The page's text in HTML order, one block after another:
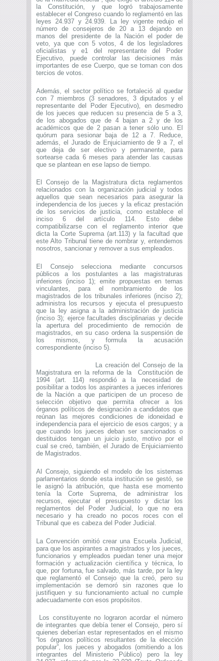
la Constitución, y que logró trabajosamente
establecer el Congreso cuando lo reglamentó en las
leyes 24.937 y 24.939. La ley vigente redujo el
número de consejeros de 20 a 13 dejando en
manos del presidente de la Nación el poder de
veto, ya que con 5 votos, 4 de los legisladores
oficialistas y e1 del representante del Poder
Ejecutivo, puede controlar las decisiones más
importantes de ese Cuerpo, que se toman con dos
tercios de votos.
Además, el sector político se fortaleció al quedar
con 7 miembros (3 senadores, 3 diputados y el
representante del Poder Ejecutivo), en desmedro
de los jueces que reducen su presencia de 5 a 3,
de los abogados que de 4 bajan a 2 y de los
académicos que de 2 pasan a tener sólo uno. El
quórum para sesionar baja de 12 a 7. Reduce,
además, el Jurado de Enjuiciamiento de 9 a 7, el
que deja de ser electivo y permanente, para
sortearse cada 6 meses para atender las causas
que se plantean en ese lapso de tiempo.
El Consejo de la Magistratura dicta reglamentos
relacionados con la organización judicial y todos
aquellos que sean necesarios para asegurar la
independencia de los jueces y la eficaz prestación
de los servicios de justicia, como establece el
inciso 6 del artículo 114. Esto debe
compatibilizarse con el reglamento interior que
dicta la Corte Suprema (art.113) y la facultad que
este Alto Tribunal tiene de nombrar y, entendemos
nosotros, sancionar y remover a sus empleados.
El Consejo selecciona mediante concursos
públicos a los postulantes a las magistraturas
inferiores (inciso 1); emite propuestas en ternas
vinculantes, para el nombramiento de los
magistrados de los tribunales inferiores (inciso 2);
administra los recursos y ejecuta el presupuesto
que la ley asigna a la administración de justicia
(inciso 3); ejerce facultades disciplinarias y decide
la apertura del procedimiento de remoción de
magistrados, en su caso ordena la suspensión de
los mismos, y formula la acusación
correspondiente (inciso 5).
La creación del Consejo de la
Magistratura en la reforma de la Constitución de
1994 (art. 114) respondió a la necesidad de
posibilitar a todos los aspirantes a jueces inferiores
de la Nación a que participen de un proceso de
selección objetivo que permita ofrecer a los
órganos políticos de designación a candidatos que
reúnan las mejores condiciones de idoneidad e
independencia para el ejercicio de esos cargos; y a
que cuando los jueces deban ser sancionados o
destituidos tengan un juicio justo, motivo por el
cual se creó, también, el Jurado de Enjuiciamiento
de Magistrados.
Al Consejo, siguiendo el modelo de los sistemas
parlamentarios donde esta institución se gestó, se
le asignó la atribución, que hasta ese momento
tenía la Corte Suprema, de administrar los
recursos, ejecutar el presupuesto y dictar los
reglamentos del Poder Judicial, lo que no era
necesario y ha creado no pocos roces con el
Tribunal que es cabeza del Poder Judicial.
La Convención omitió crear una Escuela Judicial,
para que los aspirantes a magistrados y los jueces,
funcionarios y empleados puedan tener una mejor
formación y actualización científica y técnica, lo
que, por fortuna, fue salvado, más tarde, por la ley
que reglamentó el Consejo que la creó, pero su
implementación se demoró sin razones que lo
justifiquen y su funcionamiento actual no cumple
adecuadamente con esos propósitos.
Los constituyente no lograron acordar el número
de integrantes que debía tener el Consejo, pero sí
quienes deberían estar representados en el mismo
“los órganos políticos resultantes de la elección
popular”, los jueces y abogados (omitiendo a los
integrantes del Ministerio Público) pero la ley